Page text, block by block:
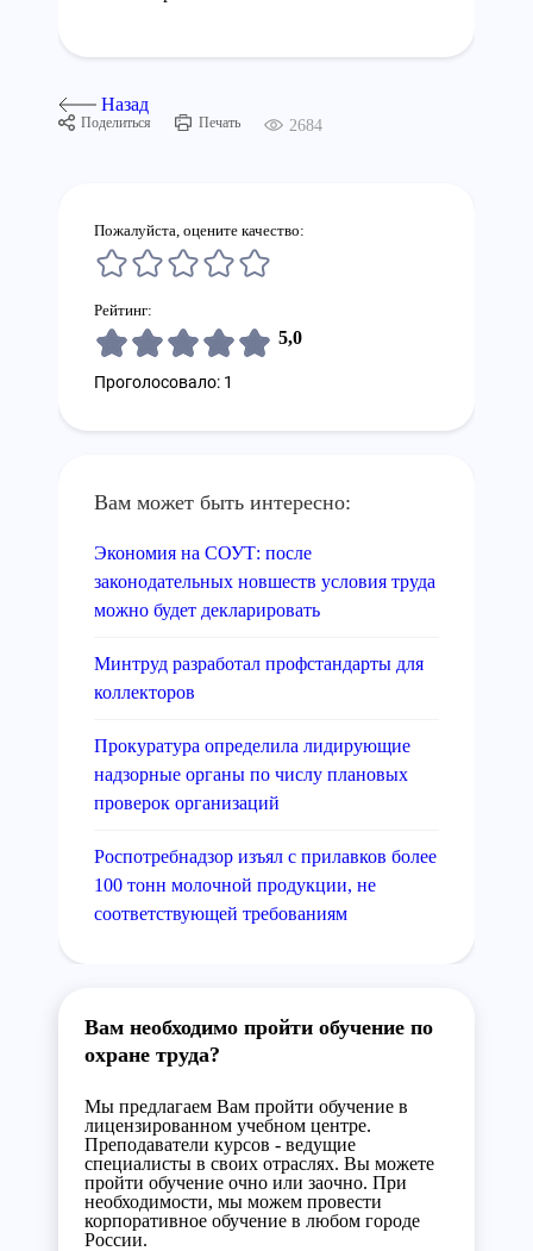
Назад
Поделиться Печать 2684
Пожалуйста, оцените качество:
Рейтинг:
5,0
Проголосовало: 1
Вам может быть интересно:
Экономия на СОУТ: после
законодательных новшеств условия труда
можно будет декларировать
Минтруд разработал профстандарты для
коллекторов
Прокуратура определила лидирующие
надзорные органы по числу плановых
проверок организаций
Роспотребнадзор изъял с прилавков более
100 тонн молочной продукции, не
соответствующей требованиям
Вам необходимо пройти обучение по
охране труда?
Мы предлагаем Вам пройти обучение в
лицензированном учебном центре.
Преподаватели курсов - ведущие
специалисты в своих отраслях. Вы можете
пройти обучение очно или заочно. При
необходимости, мы можем провести
корпоративное обучение в любом городе
России.